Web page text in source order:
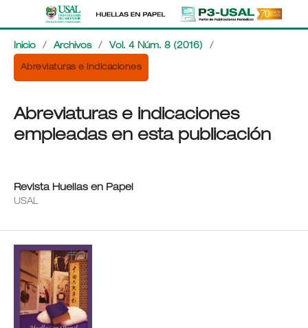
Inicio / Archivos / Vol. 4 Núm. 8 (2016) /
Abreviaturas e indicaciones
Abreviaturas e indicaciones
empleadas en esta publicación
Revista Huellas en Papel
USAL